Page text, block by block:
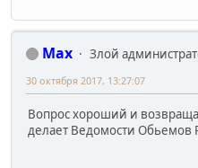
Max
Злой
30 октября 2017, 13:27:07
Вопрос хороший и
делает Ведомости Обьемов